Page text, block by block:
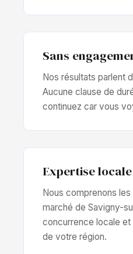
Sans
Nos résultats parlent
Aucune clause de
continuez car vous
Expertise locale
Nous comprenons
marché de Savigny-
concurrence locale et
de votre région.